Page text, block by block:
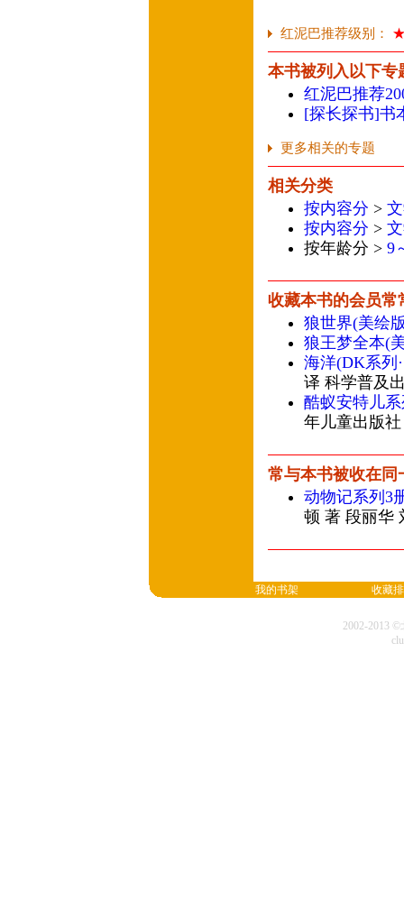
红泥巴推荐级别：
本书被列入以下专
红泥巴推荐
[探长探书]书
更多相关的专题
相关分类
按内容分 >
按内容分 >
按年龄分 > 9
收藏本书的会员常
狼世界(美绘
狼王梦全本(
海洋(DK系列
译 科学普及
酷蚁安特儿
年儿童出版
常与本书被收在同
动物记系列3
顿 著 段丽华
我的书架 收藏
2002-2013